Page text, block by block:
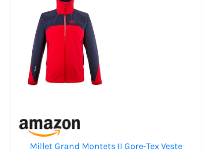
Millet Grand Montets II Gore-Tex Veste